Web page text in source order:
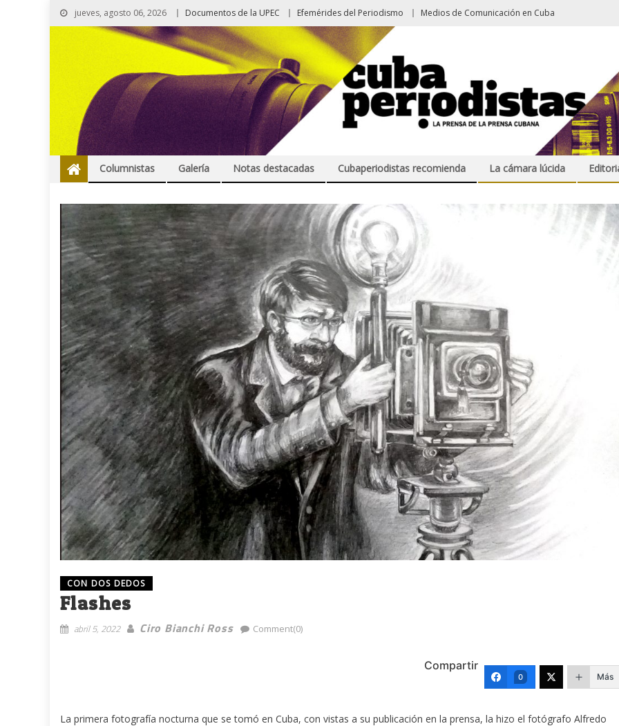
jueves, agosto 06, 2026 Documentos de la UPEC Efemérides del Periodismo Medios de Comunicación en Cuba
Columnistas Galería Notas destacadas Cubaperiodistas recomienda La cámara lúcida
CON DOS DEDOS
Flashes
abril 5, 2022 Ciro Bianchi Ross Comment(0)
Compartir
0 Más
La primera fotografía nocturna que se tomó en Cuba, con vistas a su publicación en la prensa, la hizo el fotógrafo Alfredo